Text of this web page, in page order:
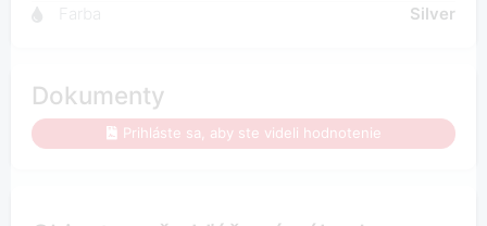
Farba
Silver
Dokumenty
Prihláste sa, aby ste videli hodnotenie